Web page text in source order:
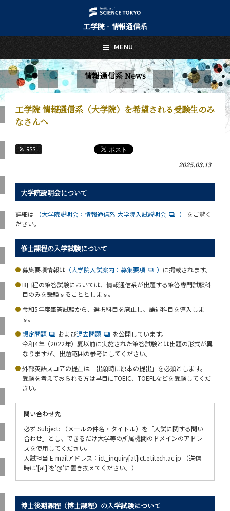
工学院 - 情報通信系
情報通信系 News
工学院 情報通信系（大学院）を希望される受験生のみ
なさんへ
RSS
2025.03.13
大学院説明会について
詳細は （大学院説明会：情報通信系 大学院入試説明会 ）
をご覧く
ださい。
修士課程の入学試験について
募集要項情報は （大学院入試案内：募集要項 ） に掲載されます。
B日程の筆答試験においては、情報通信系が出題する筆答専門試験科
目のみを受験することとします。
令和5年度筆答試験から、選択科目を廃止し、論述科目を導入しま
す。
想定問題
および過去問題
を公開しています。
令和4年（2022年）夏以前に実施された筆答試験とは出題の形式が異
なりますが、出題範囲の参考にしてください。
外部英語スコアの提出は「出願時に原本の提出」を必須とします。
受験を考えておられる方は早目にTOEIC、TOEFLなどを受験してくだ
さい。
問い合わせ先
必ず Subject: （メールの件名・タイトル）を「入試に関する問い
合わせ」とし、できるだけ大学等の所属機関のドメインのアドレ
スを使用してください。
入試担当 E-mailアドレス：ict_inquiry[at]ict.e.titech.ac.jp （送信
時は'[at]'を'@'に置き換えてください。）
博士後期課程（博士課程）の入学試験について
MENU
日本語 English
トップページ
Top Page
情報通信系について
About Us
教育
Education
教員・研究室
Faculty and Laboratories
入学案内
情報通信系 News
News 一覧
カテゴリ別
課程別
月別
イベントカレンダー
Event Calendar